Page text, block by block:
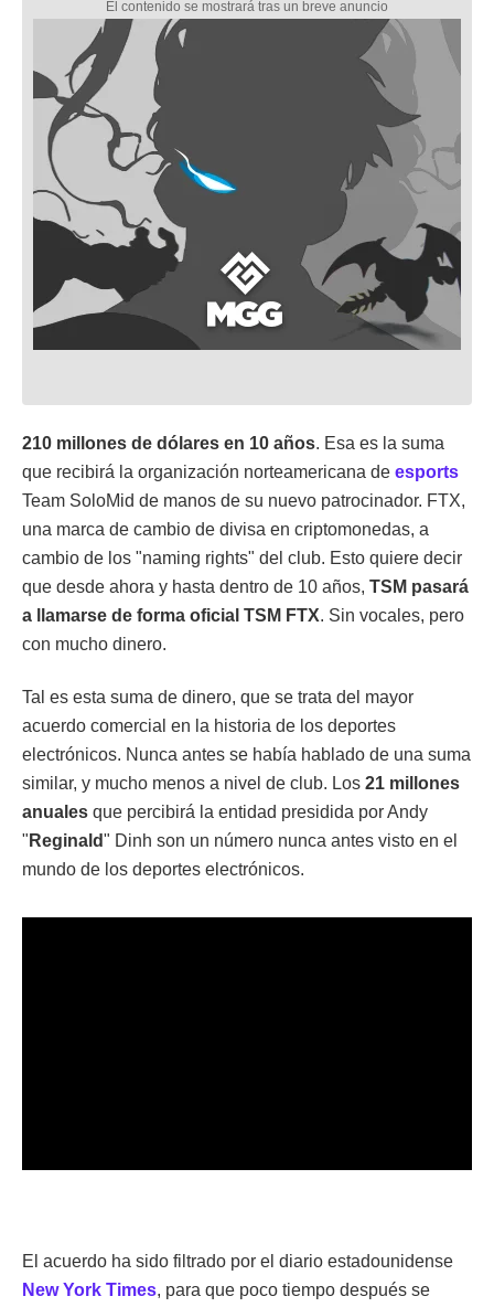
210 millones de dólares en 10 años. Esa es la suma
que recibirá la organización norteamericana de esports
Team SoloMid de manos de su nuevo patrocinador. FTX,
una marca de cambio de divisa en criptomonedas, a
cambio de los "naming rights" del club. Esto quiere decir
que desde ahora y hasta dentro de 10 años, TSM pasará
a llamarse de forma oficial TSM FTX. Sin vocales, pero
con mucho dinero.
Tal es esta suma de dinero, que se trata del mayor
acuerdo comercial en la historia de los deportes
electrónicos. Nunca antes se había hablado de una suma
similar, y mucho menos a nivel de club. Los 21 millones
anuales que percibirá la entidad presidida por Andy
" Reginald" Dinh son un número nunca antes visto en el
mundo de los deportes electrónicos.
El acuerdo ha sido filtrado por el diario estadounidense
New York Times, para que poco tiempo después se